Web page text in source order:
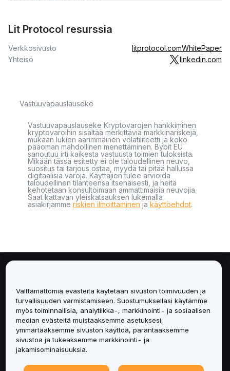
Lit Protocol resurssia
Verkkosivusto litprotocol.comWhitePaper
Yhteisö
linkedin.com
Vastuuvapauslauseke
Vastuuvapauslauseke Kryptovarojen hankkiminen
kryptovaroihin sisältää merkittäviä markkinariskejä,
mukaan lukien äärimmäinen volatiliteetti ja koko
pääoman mahdollinen menettäminen. Bybit EU
sanoutuu irti kaikesta vastuusta toimien tuloksista.
Mikään tässä esitetty ei ole taloudellinen neuvo,
suositus tai tarjous ostaa, myydä tai pitää hallussa
digitaalisia varoja. Käyttäjien tulee arvioida
taloudellinen tilanteensa itsenäisesti, ja heitä
kehotetaan konsultoimaan ammattimaisia neuvojia.
Saat kattavan yleiskatsauksen lukemalla
asiakirjamme riskien ilmoittaminen ja käyttöehdot.
Palvelut
Tuki
Tuotteet
Välttämättömiä evästeitä käytetään sivuston toimivuuden ja
turvallisuuden varmistamiseen. Suostumuksellasi käytämme
myös toiminnallisia, analytiikka-, markkinointi- ja sosiaalisen
median evästeitä muistaaksemme asetuksesi,
ymmärtääksemme sivuston käyttöä, parantaaksemme
sivustoa ja tukeaksemme markkinointi- ja
jakamisominaisuuksia.